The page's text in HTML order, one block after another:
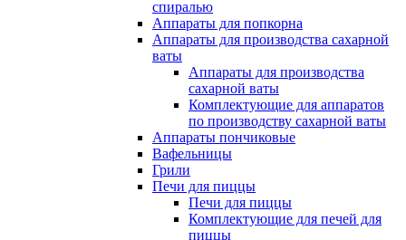
спиралью
Аппараты для попкорна
Аппараты для производства сахарной
ваты
Аппараты для производства
сахарной ваты
Комплектующие для аппаратов
по производству сахарной ваты
Аппараты пончиковые
Вафельницы
Грили
Печи для пиццы
Печи для пиццы
Комплектующие для печей для
пиццы